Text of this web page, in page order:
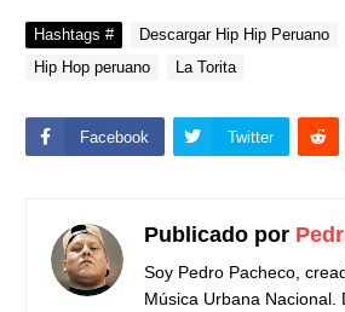
Hashtags # Descargar Hip Hip Peruano
Hip Hop peruano
La Torita
Facebook Twitter
Publicado por
Soy Pedro Pacheco,
Música Urbana Nacional.